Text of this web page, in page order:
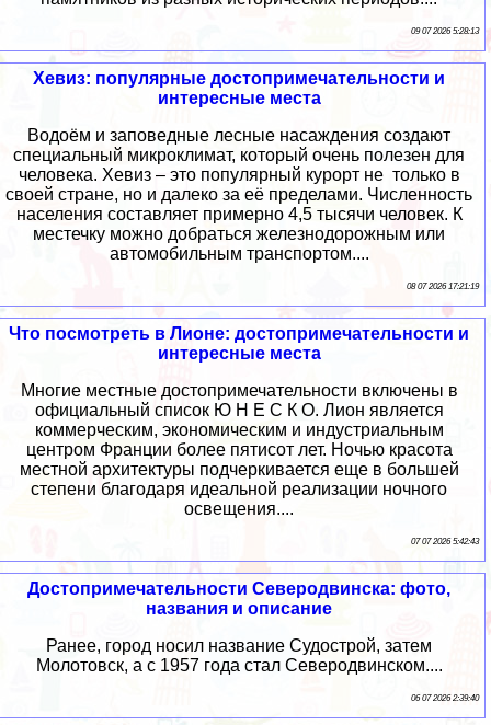
09 07 2026 5:28:13
Хевиз: популярные достопримечательности и
интересные места
Водоём и заповедные лесные насаждения создают
специальный микроклимат, который очень полезен для
человека. Хевиз – это популярный курорт не только в
своей стране, но и далеко за её пределами. Численность
населения составляет примерно 4,5 тысячи человек. К
местечку можно добраться железнодорожным или
автомобильным транспортом....
08 07 2026 17:21:19
Что посмотреть в Лионе: достопримечательности и
интересные места
Многие местные достопримечательности включены в
официальный список Ю Н Е С К О. Лион является
коммерческим, экономическим и индустриальным
центром Франции более пятисот лет. Ночью красота
местной архитектуры подчеркивается еще в большей
степени благодаря идеальной реализации ночного
освещения....
07 07 2026 5:42:43
Достопримечательности Северодвинска: фото,
названия и описание
Ранее, город носил название Судострой, затем
Молотовск, а с 1957 года стал Северодвинском....
06 07 2026 2:39:40